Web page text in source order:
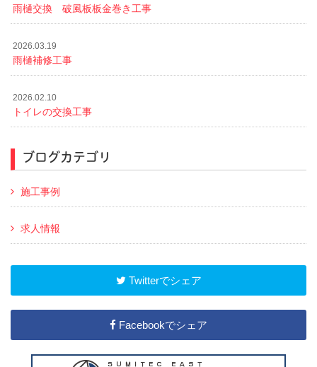
雨樋交換 破風板板金巻き工事
2026.03.19
雨樋補修工事
2026.02.10
トイレの交換工事
ブログカテゴリ
施工事例
求人情報
Twitterでシェア
Facebookでシェア